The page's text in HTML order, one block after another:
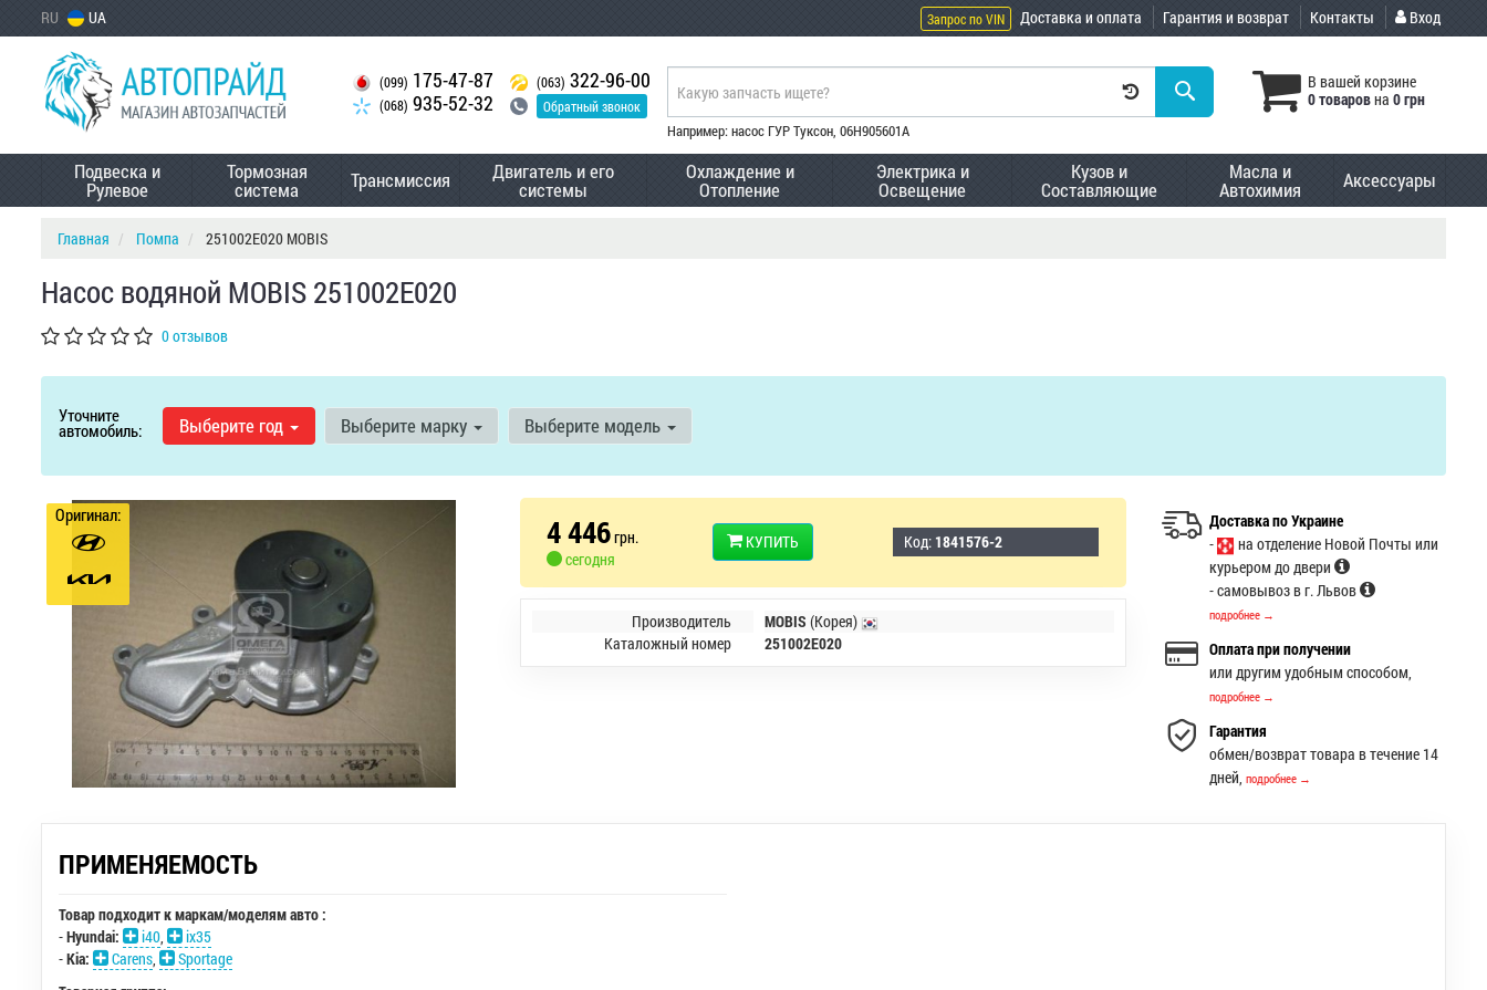
RU UA Запрос по VIN Доставка и оплата Гарантия и возврат Контакты Вход
(099) 175-47-87
(068) 935-52-32
(063) 322-96-00
Обратный звонок
В вашей корзине
0 товаровна 0 грн
Например: насос ГУР Туксон, 06H905601A
Подвеска и
Рулевое
Тормозная
система Трансмиссия Двигатель и его
системы
Охлаждение и
Отопление
Электрика и
Освещение
Кузов и
Составляющие
Масла и
Автохимия Аксессуары
Главная Помпа 251002E020 MOBIS
Насос водяной MOBIS 251002E020
0 отзывов
Уточните
автомобиль: Выберите год Выберите марку Выберите модель
Оригинал: 4 446грн.
сегодня
КУПИТЬ Код: 1841576-2
Производитель MOBIS (Корея)
Каталожный номер
251002E020
Доставка по Украине
-
на отделение Новой Почты или
курьером до двери
- самовывоз в г. Львов
подробнее →
Оплата при получении
или другим удобным способом,
подробнее →
Гарантия
обмен/возврат товара в течение 14
дней,подробнее →
ПРИМЕНЯЕМОСТЬ
Товар подходит к маркам/моделям авто :
-Hyundai: i40,
ix35
-Kia: Carens,
Sportage